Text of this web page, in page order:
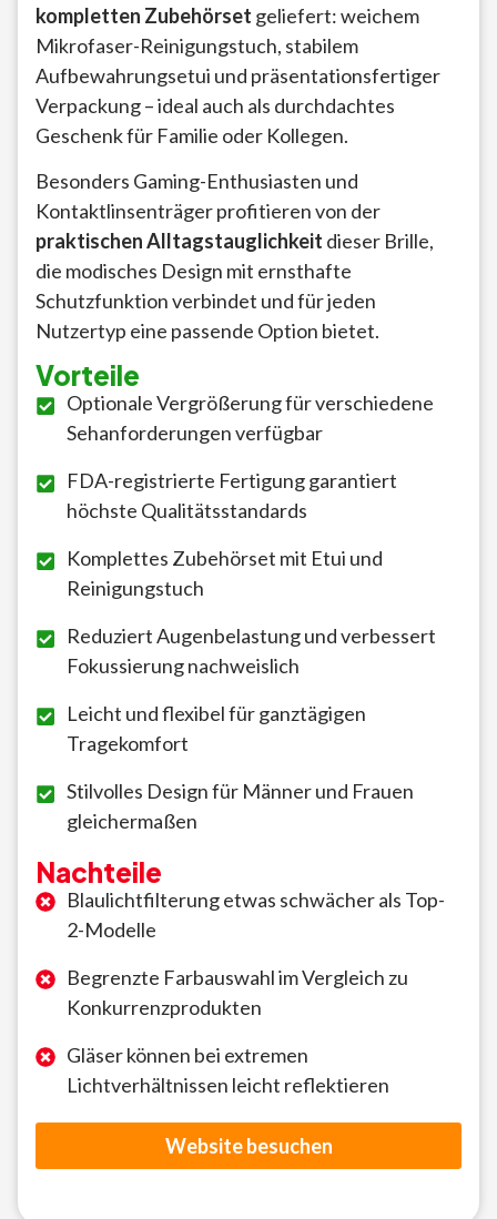
kompletten Zubehörset geliefert: weichem
Mikrofaser-Reinigungstuch, stabilem
Aufbewahrungsetui und präsentationsfertiger
Verpackung – ideal auch als durchdachtes
Geschenk für Familie oder Kollegen.
Besonders Gaming-Enthusiasten und
Kontaktlinsenträger profitieren von der
praktischen Alltagstauglichkeit dieser Brille,
die modisches Design mit ernsthafte
Schutzfunktion verbindet und für jeden
Nutzertyp eine passende Option bietet.
Vorteile
Optionale Vergrößerung für verschiedene
Sehanforderungen verfügbar
FDA-registrierte Fertigung garantiert
höchste Qualitätsstandards
Komplettes Zubehörset mit Etui und
Reinigungstuch
Reduziert Augenbelastung und verbessert
Fokussierung nachweislich
Leicht und flexibel für ganztägigen
Tragekomfort
Stilvolles Design für Männer und Frauen
gleichermaßen
Nachteile
Blaulichtfilterung etwas schwächer als Top-
2-Modelle
Begrenzte Farbauswahl im Vergleich zu
Konkurrenzprodukten
Gläser können bei extremen
Lichtverhältnissen leicht reflektieren
Website besuchen